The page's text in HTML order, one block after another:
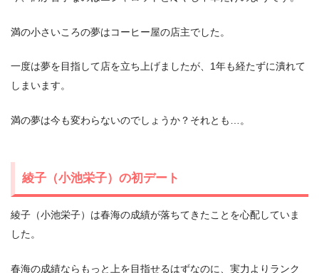
満の小さいころの夢はコーヒー屋の店主でした。
一度は夢を目指して店を立ち上げましたが、1年も経たずに潰れて
しまいます。
満の夢は今も変わらないのでしょうか？それとも…。
綾子（小池栄子）の初デート
綾子（小池栄子）は春海の成績が落ちてきたことを心配していま
した。
春海の成績ならもっと上を目指せるはずなのに、実力よりランク